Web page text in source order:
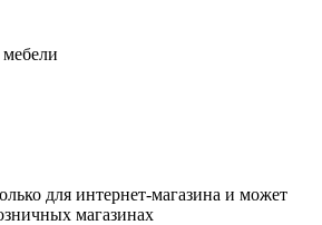
для интернет-магазина и может
магазинах